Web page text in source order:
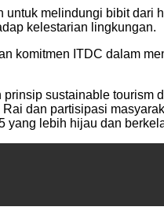
melindungi bibit dari
kelestarian lingkungan.
komitmen ITDC dalam
sustainable tourism
dan partisipasi
lebih hijau dan